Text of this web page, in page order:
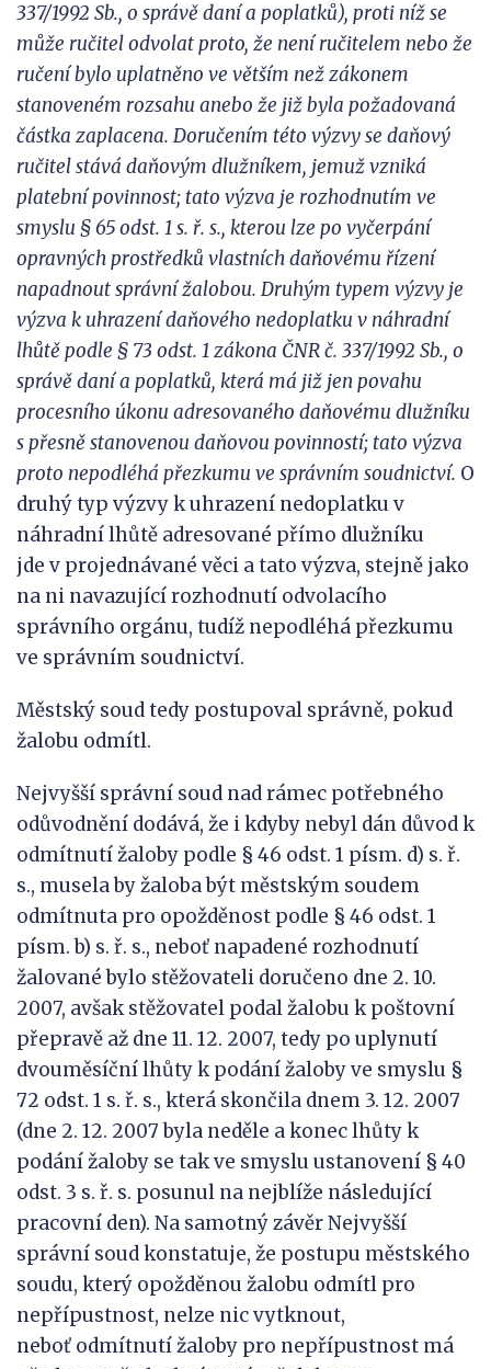
337/1992 Sb., o správě daní a poplatků), proti níž se
může ručitel odvolat proto, že není ručitelem nebo že
ručení bylo uplatněno ve větším než zákonem
stanoveném rozsahu anebo že jižbyla požadovaná
částka zaplacena. Doručením této výzvy se daňový
ručitel stává daňovým dlužníkem, jemuž vzniká
platební povinnost; tato výzva je rozhodnutím ve
smyslu §65 odst. 1 s. ř. s., kterou lze po vyčerpání
opravných prostředků vlastních daňovému řízení
napadnout správní žalobou. Druhým typem výzvy je
výzva k uhrazení daňového nedoplatku v náhradní
lhůtě podle § 73 odst. 1 zákona ČNR č. 337/1992 Sb., o
správě daní a poplatků, která má již jen povahu
procesního úkonu adresovaného daňovému dlužníku
s přesně stanovenou daňovou povinností; tato výzva
proto nepodléhá přezkumu ve správním soudnictví. O
druhý typ výzvy k uhrazení nedoplatku v
náhradní lhůtě adresované přímo dlužníku
jde v projednávané věci a tato výzva, stejně jako
na ni navazující rozhodnutí odvolacího
správního orgánu, tudíž nepodléhá přezkumu
ve správním soudnictví.
Městský soud tedy postupoval správně, pokud
žalobu odmítl.
Nejvyšší správní soud nad rámec potřebného
odůvodnění dodává, že i kdyby nebyl dán důvod k
odmítnutí žaloby podle § 46 odst. 1 písm. d) s. ř.
s., musela by žaloba být městským soudem
odmítnuta pro opožděnost podle § 46 odst. 1
písm. b) s. ř. s., neboť napadené rozhodnutí
žalované bylo stěžovateli doručeno dne 2. 10.
2007, avšak stěžovatel podal žalobu k poštovní
přepravě až dne 11. 12. 2007, tedy po uplynutí
dvouměsíční lhůty k podání žaloby ve smyslu §
72 odst. 1 s. ř. s., která skončila dnem 3. 12. 2007
(dne 2. 12. 2007 byla neděle a konec lhůty k
podání žaloby se tak ve smyslu ustanovení § 40
odst. 3 s. ř. s. posunul na nejblíže následující
pracovní den). Na samotný závěr Nejvyšší
správní soud konstatuje, že postupu městského
soudu, který opožděnou žalobu odmítl pro
nepřípustnost, nelze nic vytknout,
neboť odmítnutí žaloby pro nepřípustnost má